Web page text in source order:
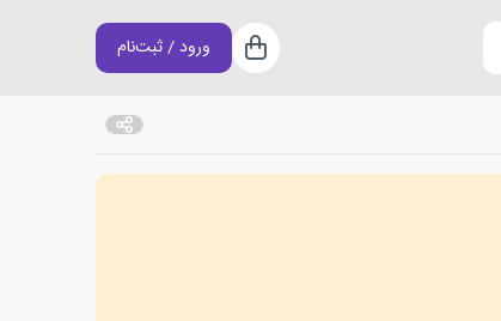
سبد خرید
ورود / ثبت‌نام